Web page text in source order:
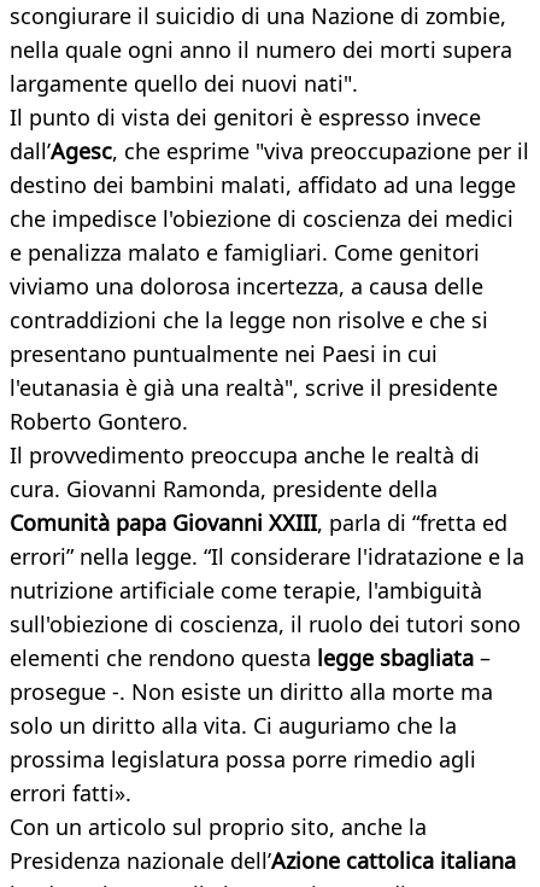
scongiurare il suicidio di una Nazione di zombie,
nella quale ogni anno il numero dei morti supera
largamente quello dei nuovi nati".
Il punto di vista dei genitori è espresso invece
dall’Agesc, che esprime "viva preoccupazione per il
destino dei bambini malati, affidato ad una legge
che impedisce l'obiezione di coscienza dei medici
e penalizza malato e famigliari. Come genitori
viviamo una dolorosa incertezza, a causa delle
contraddizioni che la legge non risolve e che si
presentano puntualmente nei Paesi in cui
l'eutanasia è già una realtà", scrive il presidente
Roberto Gontero.
Il provvedimento preoccupa anche le realtà di
cura. Giovanni Ramonda, presidente della
Comunità papa Giovanni XXIII, parla di “fretta ed
errori” nella legge. “Il considerare l'idratazione e la
nutrizione artificiale come terapie, l'ambiguità
sull'obiezione di coscienza, il ruolo dei tutori sono
elementi che rendono questa legge sbagliata –
prosegue -. Non esiste un diritto alla morte ma
solo un diritto alla vita. Ci auguriamo che la
prossima legislatura possa porre rimedio agli
errori fatti».
Con un articolo sul proprio sito, anche la
Presidenza nazionale dell’Azione cattolica italiana